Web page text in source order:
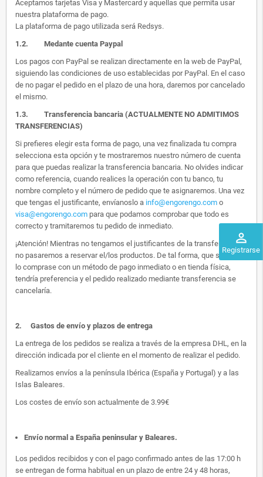
perm_identity
Registrarse
Aceptamos tarjetas Visa y Mastercard y aquellas que permita usar
nuestra plataforma de pago.
La plataforma de pago utilizada será Redsys.
1.2. Medante cuenta Paypal
Los pagos con PayPal se realizan directamente en la web de PayPal,
siguiendo las condiciones de uso establecidas por PayPal. En el caso
de no pagar el pedido en el plazo de una hora, daremos por cancelado
el mismo.
1.3. Transferencia bancaria (ACTUALMENTE NO ADMITIMOS
TRANSFERENCIAS)
Si prefieres elegir esta forma de pago, una vez finalizada tu compra
selecciona esta opción y te mostraremos nuestro número de cuenta
para que puedas realizar la transferencia bancaria. No olvides indicar
como referencia, cuando realices la operación con tu banco, tu
nombre completo y el número de pedido que te asignaremos. Una vez
que tengas el justificante, envíanoslo a info@engorengo.com o
visa@engorengo.com para que podamos comprobar que todo es
correcto y tramitaremos tu pedido de inmediato.
¡Atención! Mientras no tengamos el justificantes de la transferencia,
no pasaremos a reservar el/los productos. De tal forma, que si alguien
lo comprase con un método de pago inmediato o en tienda física,
tendría preferencia y el pedido realizado mediante transferencia se
cancelaría.
2. Gastos de envío y plazos de entrega
La entrega de los pedidos se realiza a través de la empresa DHL, en la
dirección indicada por el cliente en el momento de realizar el pedido.
Realizamos envíos a la península Ibérica (España y Portugal) y a las
Islas Baleares.
Los costes de envío son actualmente de 3.99€
Envío normal a España peninsular y Baleares.
Los pedidos recibidos y con el pago confirmado antes de las 17:00 h
se entregan de forma habitual en un plazo de entre 24 y 48 horas,